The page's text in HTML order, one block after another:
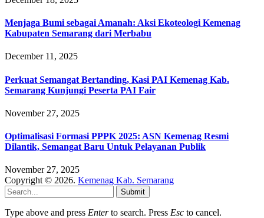
Menjaga Bumi sebagai Amanah: Aksi Ekoteologi Kemenag
Kabupaten Semarang dari Merbabu
December 11, 2025
Perkuat Semangat Bertanding, Kasi PAI Kemenag Kab.
Semarang Kunjungi Peserta PAI Fair
November 27, 2025
Optimalisasi Formasi PPPK 2025: ASN Kemenag Resmi
Dilantik, Semangat Baru Untuk Pelayanan Publik
November 27, 2025
Copyright © 2026. Kemenag Kab. Semarang
Submit
Type above and press Enterto search. Press Esc to cancel.